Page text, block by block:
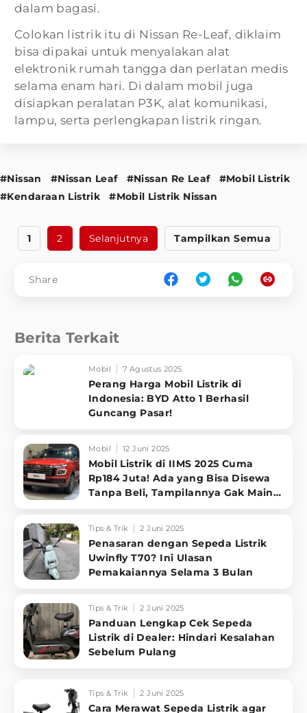
dalam bagasi.
Colokan listrik itu di Nissan Re-Leaf, diklaim
bisa dipakai untuk menyalakan alat
elektronik rumah tangga dan perlatan medis
selama enam hari. Di dalam mobil juga
disiapkan peralatan P3K, alat komunikasi,
lampu, serta perlengkapan listrik ringan.
#Nissan #Nissan Leaf #Nissan Re Leaf
#Mobil Listrik
#Kendaraan Listrik
#Mobil Listrik Nissan
1 2 Selanjutnya Tampilkan Semua
Share
Berita Terkait
Mobil 7 Agustus 2025
Perang Harga Mobil Listrik di
Indonesia: BYD Atto 1 Berhasil
Guncang Pasar!
Mobil 12 Juni 2025
Mobil Listrik di IIMS 2025 Cuma
Rp184 Juta! Ada yang Bisa Disewa
Tanpa Beli, Tampilannya Gak Main-
Tips & Trik 2 Juni 2025
Penasaran dengan Sepeda Listrik
Uwinfly T70? Ini Ulasan
Pemakaiannya Selama 3 Bulan
Tips & Trik 2 Juni 2025
Panduan Lengkap Cek Sepeda
Listrik di Dealer: Hindari Kesalahan
Sebelum Pulang
Tips & Trik 2 Juni 2025
Cara Merawat Sepeda Listrik agar